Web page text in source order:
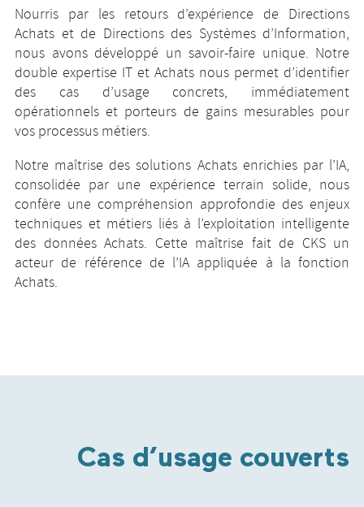
Nourris par les retours d’expérience de Directions
Achats et de Directions des Systèmes d’Information,
nous avons développé un savoir-faire unique. Notre
double expertise IT et Achats nous permet d’identifier
des cas d’usage concrets, immédiatement
opérationnels et porteurs de gains mesurables pour
vos processus métiers.
Notre maîtrise des solutions Achats enrichies par l’IA,
consolidée par une expérience terrain solide, nous
confère une compréhension approfondie des enjeux
techniques et métiers liés à l’exploitation intelligente
des données Achats. Cette maîtrise fait de CKS un
acteur de référence de l’IA appliquée à la fonction
Achats.
Cas d’usage couverts